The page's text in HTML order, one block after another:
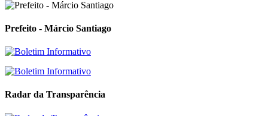
Prefeito - Márcio Santiago
Radar da Transparência